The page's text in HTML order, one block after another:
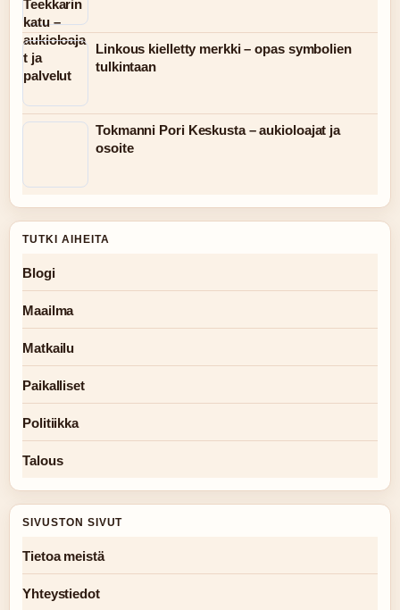
Linkous kielletty merkki – opas symbolien
tulkintaan
Tokmanni Pori Keskusta – aukioloajat ja
osoite
TUTKI AIHEITA
Blogi
Maailma
Matkailu
Paikalliset
Politiikka
Talous
SIVUSTON SIVUT
Tietoa meistä
Yhteystiedot